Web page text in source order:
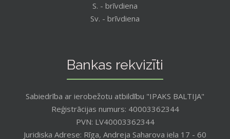
S. - brīvdiena
Sv. - brīvdiena
Bankas rekvizīti
Sabiedrība ar ierobežotu atbildību "IPAKS BALTIJA"
Reģistrācijas numurs: 40003362344
PVN: LV40003362344
Juridiska Adrese: Rīga, Andreja Saharova iela 17 - 60